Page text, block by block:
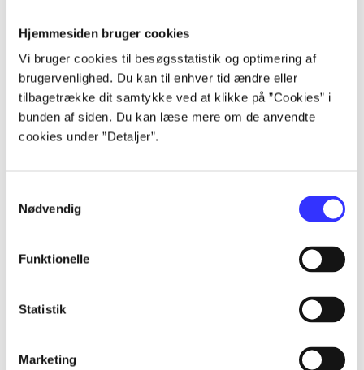
Hjemmesiden bruger cookies
Vi bruger cookies til besøgsstatistik og optimering af
brugervenlighed. Du kan til enhver tid ændre eller
tilbagetrække dit samtykke ved at klikke på ”Cookies” i
bunden af siden. Du kan læse mere om de anvendte
cookies under ”Detaljer”.
Nødvendig
Funktionelle
Statistik
Marketing
Artikler
Alle registrerede artikler fordelt på udgivelser
...